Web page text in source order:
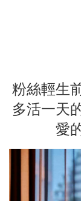
粉絲輕生
多活一天
愛